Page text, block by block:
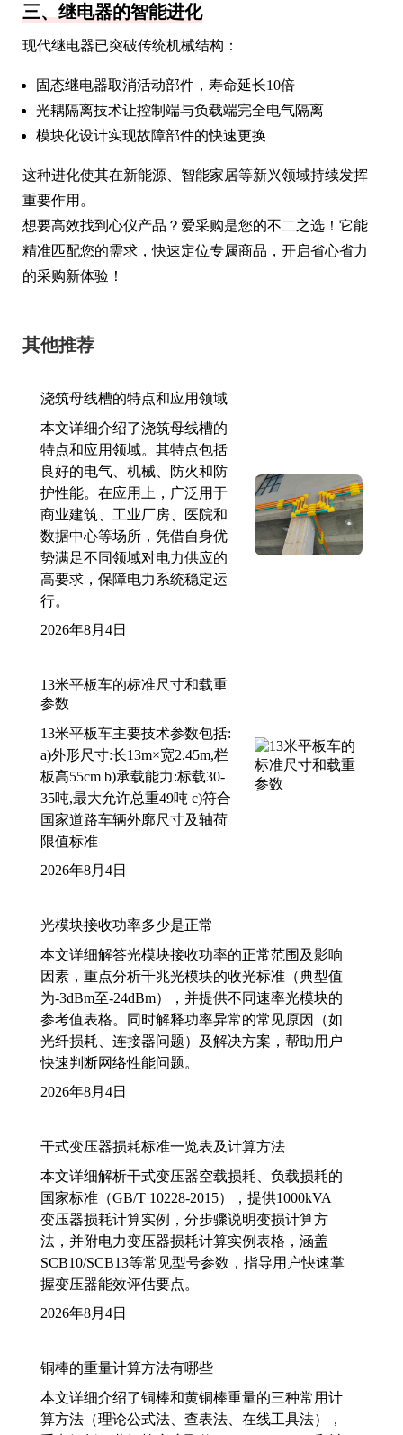
三、继电器的智能进化
现代继电器已突破传统机械结构：
固态继电器取消活动部件，寿命延长10倍
光耦隔离技术让控制端与负载端完全电气隔离
模块化设计实现故障部件的快速更换
这种进化使其在新能源、智能家居等新兴领域持续发挥
重要作用。
想要高效找到心仪产品？爱采购是您的不二之选！它能
精准匹配您的需求，快速定位专属商品，开启省心省力
的采购新体验！
其他推荐
浇筑母线槽的特点和应用领域
本文详细介绍了浇筑母线槽的
特点和应用领域。其特点包括
良好的电气、机械、防火和防
护性能。在应用上，广泛用于
商业建筑、工业厂房、医院和
数据中心等场所，凭借自身优
势满足不同领域对电力供应的
高要求，保障电力系统稳定运
行。
2026年8月4日
13米平板车的标准尺寸和载重
参数
13米平板车主要技术参数包括:
a)外形尺寸:长13m×宽2.45m,栏
板高55cm b)承载能力:标载30-
35吨,最大允许总重49吨 c)符合
国家道路车辆外廓尺寸及轴荷
限值标准
2026年8月4日
光模块接收功率多少是正常
本文详细解答光模块接收功率的正常范围及影响
因素，重点分析千兆光模块的收光标准（典型值
为-3dBm至-24dBm），并提供不同速率光模块的
参考值表格。同时解释功率异常的常见原因（如
光纤损耗、连接器问题）及解决方案，帮助用户
快速判断网络性能问题。
2026年8月4日
干式变压器损耗标准一览表及计算方法
本文详细解析干式变压器空载损耗、负载损耗的
国家标准（GB/T 10228-2015），提供1000kVA
变压器损耗计算实例，分步骤说明变损计算方
法，并附电力变压器损耗计算实例表格，涵盖
SCB10/SCB13等常见型号参数，指导用户快速掌
握变压器能效评估要点。
2026年8月4日
铜棒的重量计算方法有哪些
本文详细介绍了铜棒和黄铜棒重量的三种常用计
算方法（理论公式法、查表法、在线工具法），